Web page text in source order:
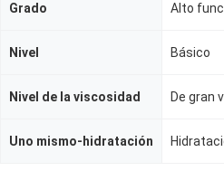
Grado Alto
Nivel Básico
Nivel de la viscosidad De gran
Uno mismo-hidratación